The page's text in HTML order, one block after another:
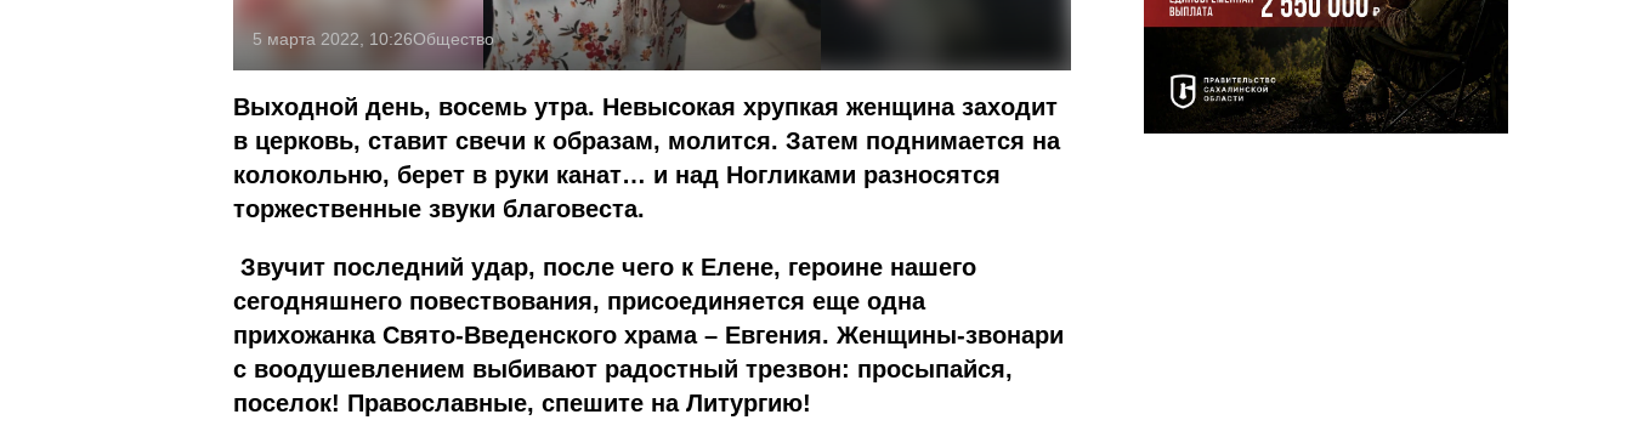
5 марта 2022, 10:26Общество
Выходной день, восемь утра. Невысокая хрупкая женщина заходит
в церковь, ставит свечи к образам, молится. Затем поднимается на
колокольню, берет в руки канат… и над Ногликами разносятся
торжественные звуки благовеста.
Звучит последний удар, после чего к Елене, героине нашего
сегодняшнего повествования, присоединяется еще одна
прихожанка Свято-Введенского храма – Евгения. Женщины-звонари
с воодушевлением выбивают радостный трезвон: просыпайся,
поселок! Православные, спешите на Литургию!